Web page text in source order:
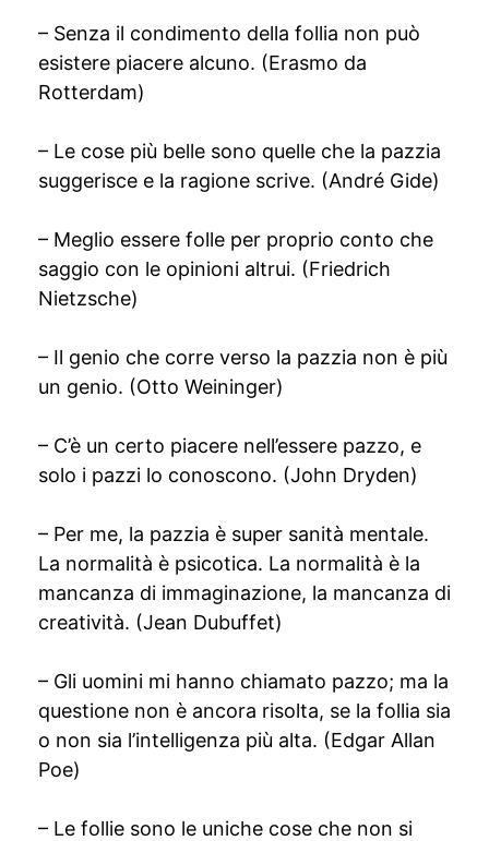
– Senza il condimento della follia non può
esistere piacere alcuno. (Erasmo da
Rotterdam)
– Le cose più belle sono quelle che la pazzia
suggerisce e la ragione scrive. (André Gide)
– Meglio essere folle per proprio conto che
saggio con le opinioni altrui. (Friedrich
Nietzsche)
– Il genio che corre verso la pazzia non è più
un genio. (Otto Weininger)
– C’è un certo piacere nell’essere pazzo, e
solo i pazzi lo conoscono. (John Dryden)
– Per me, la pazzia è super sanità mentale.
La normalità è psicotica. La normalità è la
mancanza di immaginazione, la mancanza di
creatività. (Jean Dubuffet)
– Gli uomini mi hanno chiamato pazzo; ma la
questione non è ancora risolta, se la follia sia
o non sia l’intelligenza più alta. (Edgar Allan
Poe)
– Le follie sono le uniche cose che non si